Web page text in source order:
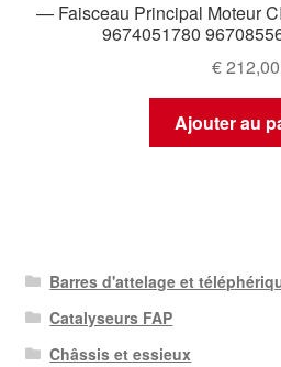
— Faisceau Principal Moteur
9674051780
€212,00
Ajouter au
Barres d'attelage et
Catalyseurs FAP
Châssis et essieux